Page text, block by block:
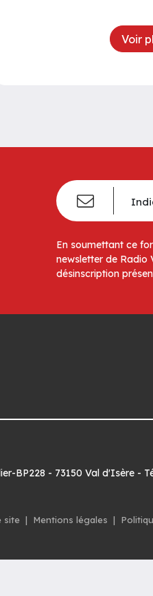
Voir
En soumettant ce
newsletter de Radio
désinscription
BP228 - 73150 Val d'Isère -
site | Mentions légales |